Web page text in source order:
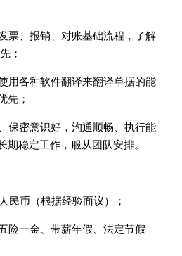
票、报销、对账基础流程，了解
；
用各种软件翻译来翻译单据的能
先；
保密意识好，沟通顺畅、执行能
稳定工作，服从团队安排。
民币（根据经验面议）；
险一金、带薪年假、法定节假